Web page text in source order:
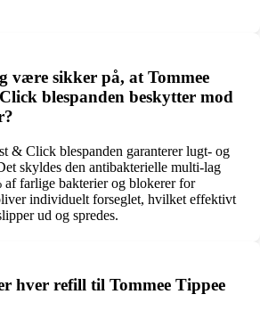
være sikker på, at Tommee
blespanden beskytter mod
& Click blespanden garanterer lugt- og
skyldes den antibakterielle multi-lag
farlige bakterier og blokerer for
individuelt forseglet, hvilket effektivt
ud og spredes.
hver refill til Tommee Tippee